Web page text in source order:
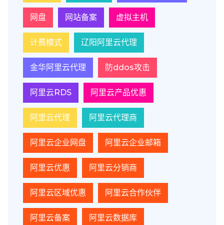
网盘 网站备案 虚拟主机
计费模式 辽阳阿里云代理
金华阿里云代理 防ddos攻击
阿里云RDS 阿里云产品优惠
阿里云代理 阿里云代理商
阿里云企业网盘 阿里云企业邮箱
阿里云优惠 阿里云分销商
阿里云区域优惠 阿里云合作伙伴
阿里云备案 阿里云数据库